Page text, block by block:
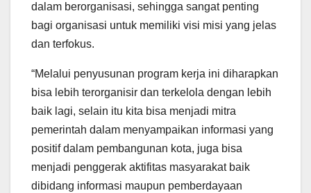
dalam berorganisasi, sehingga sangat penting
bagi organisasi untuk memiliki visi misi yang jelas
dan terfokus.
“Melalui penyusunan program kerja ini diharapkan
bisa lebih terorganisir dan terkelola dengan lebih
baik lagi, selain itu kita bisa menjadi mitra
pemerintah dalam menyampaikan informasi yang
positif dalam pembangunan kota, juga bisa
menjadi penggerak aktifitas masyarakat baik
dibidang informasi maupun pemberdayaan